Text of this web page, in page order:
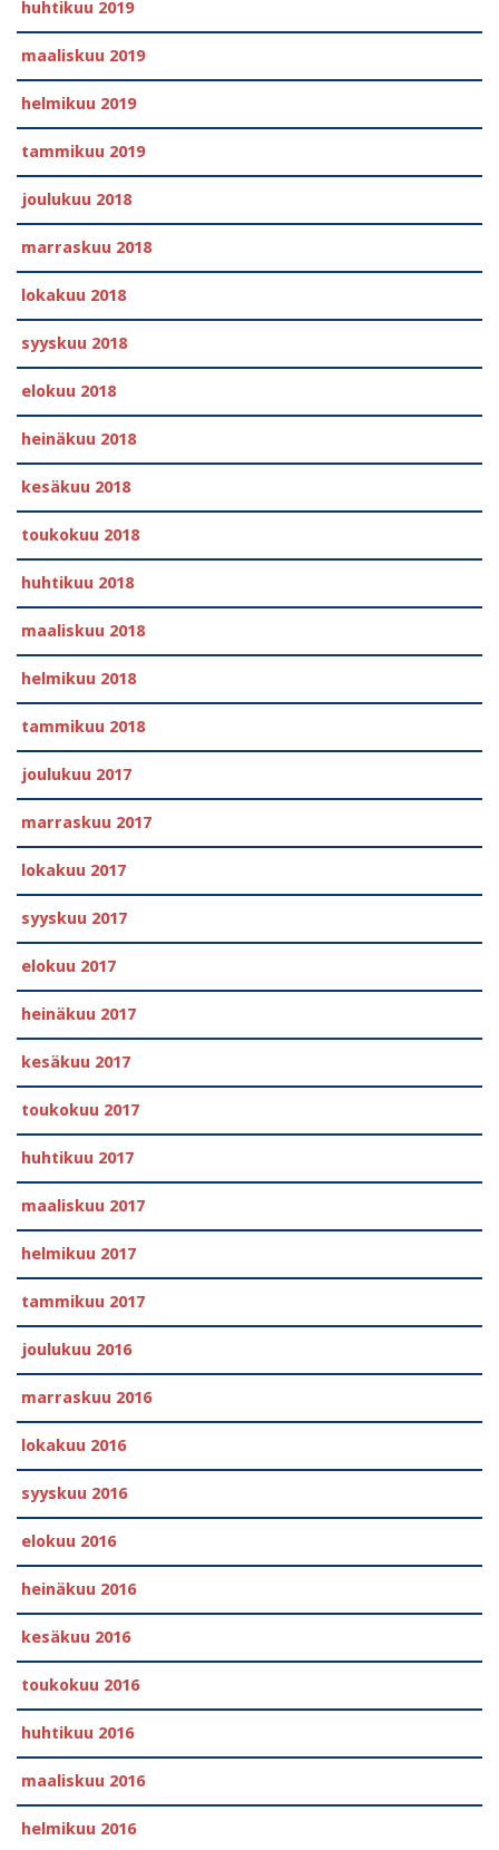
huhtikuu 2019
maaliskuu 2019
helmikuu 2019
tammikuu 2019
joulukuu 2018
marraskuu 2018
lokakuu 2018
syyskuu 2018
elokuu 2018
heinäkuu 2018
kesäkuu 2018
toukokuu 2018
huhtikuu 2018
maaliskuu 2018
helmikuu 2018
tammikuu 2018
joulukuu 2017
marraskuu 2017
lokakuu 2017
syyskuu 2017
elokuu 2017
heinäkuu 2017
kesäkuu 2017
toukokuu 2017
huhtikuu 2017
maaliskuu 2017
helmikuu 2017
tammikuu 2017
joulukuu 2016
marraskuu 2016
lokakuu 2016
syyskuu 2016
elokuu 2016
heinäkuu 2016
kesäkuu 2016
toukokuu 2016
huhtikuu 2016
maaliskuu 2016
helmikuu 2016